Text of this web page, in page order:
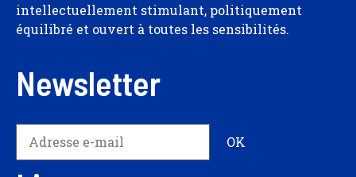
intellectuellement stimulant, politiquement
équilibré et ouvert à toutes les sensibilités.
Newsletter